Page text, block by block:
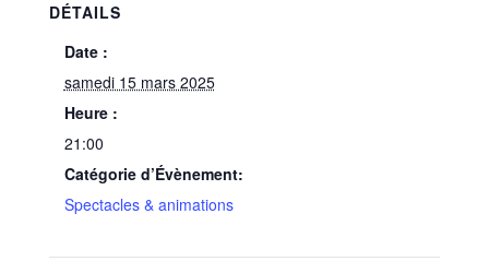
DÉTAILS
Date :
samedi 15 mars 2025
Heure :
21:00
Catégorie d’Évènement:
Spectacles & animations